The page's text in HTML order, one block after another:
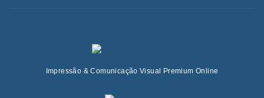
Impressão & Comunicação Visual Premium Online